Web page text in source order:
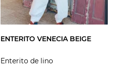
ENTERITO VENECIA BEIGE
Enterito de lino